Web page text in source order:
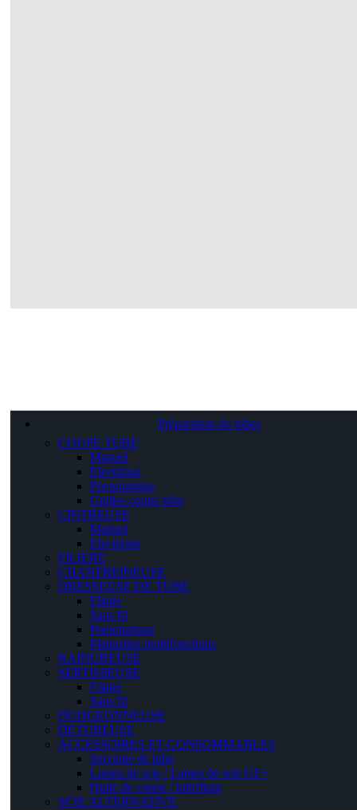
Préparation du tubes
COUPE TUBE
Manuel
Electrique
Pneumatique
Guides coupe tube
CINTREUSE
Manuel
Electrique
FILIERE
CHANFREINEUSE
DRESSEUSE DE TUBE
Filaire
Sans fil
Pneumatique
Plaquettes multifonctions
RAINUREUSE
SERTISSEUSE
Filaire
Sans fil
DUDGEONNEUSE
DETUBEUSE
ACCESSOIRES ET CONSOMMABLES
Servante de tube
Lames de scie / Lames de scie GF+
Huile de coupe / lubrifiant
SCIE ALTERNATIVE